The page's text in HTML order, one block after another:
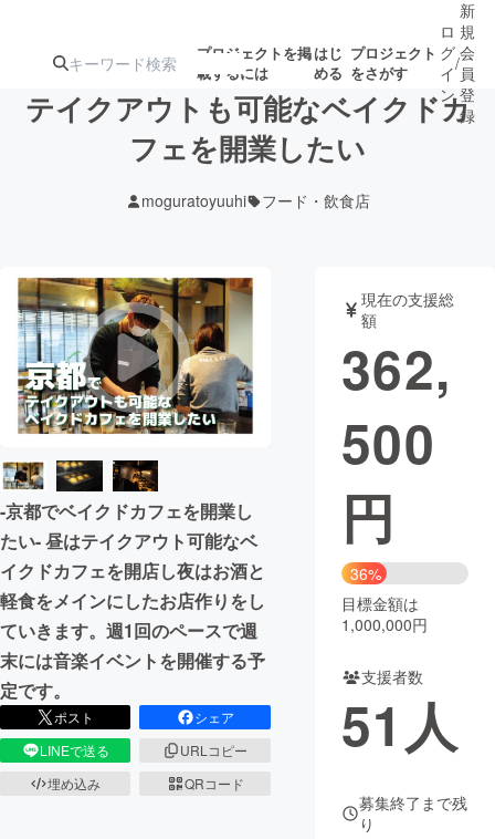
プロジェクトを掲
載するには
はじ
める
プロジェクト
をさがす
ターン
ジェクト
募集終了が近いプ
ロジェクト
アート・写真 音楽
テクノロジー・ガジェット ゲーム・サ
映像・映画
ビジネス・起業
まちづくり・地域活性化
CAMPFIRE for Social Good
CAMPFIRE Creation
CAMPFIREふるさと納税machi-ya コミュニティ
ロ
グ
イ
ン
/
新
規
会
員
登
録
テイクアウトも可能なベイクドカ
フェを開業したい
moguratoyuuhi フード・飲食店
-京都でベイクドカフェを開業し
たい- 昼はテイクアウト可能なベ
イクドカフェを開店し夜はお酒と
軽食をメインにしたお店作りをし
ていきます。週1回のペースで週
末には音楽イベントを開催する予
定です。
ポスト
シェア
LINEで送る
URLコピー
埋め込み
QRコード
現在の支援総
額
362,
500
円
36%
目標金額は
1,000,000円
支援者数
51 人
募集終了まで残
り